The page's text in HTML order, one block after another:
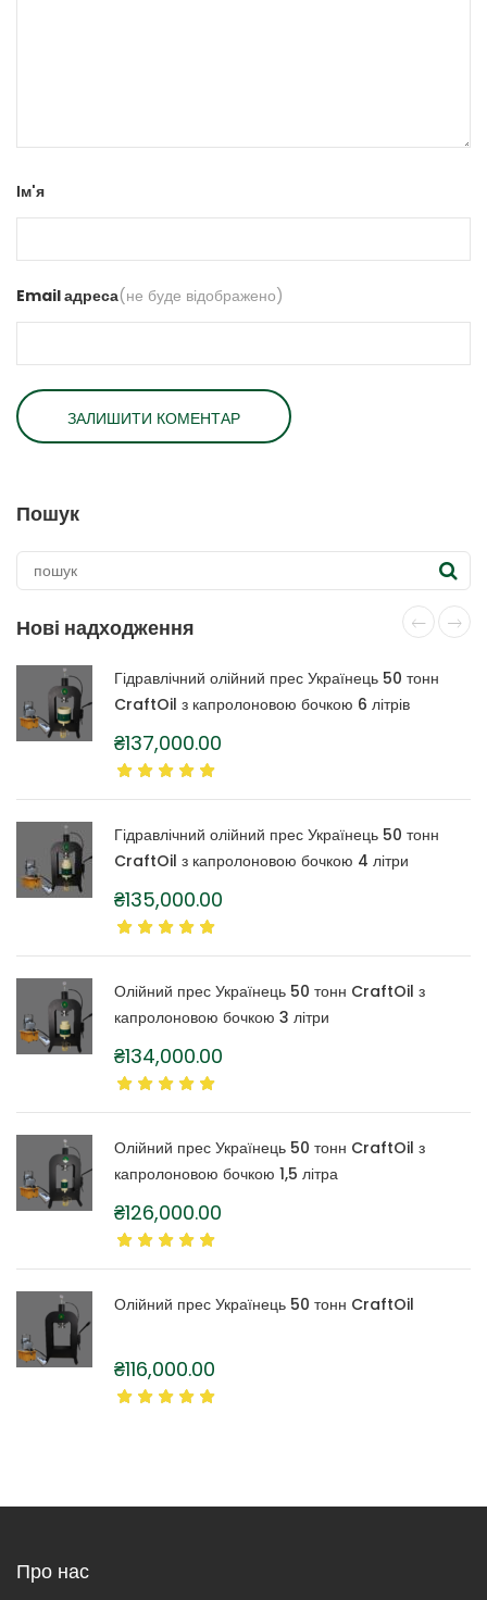
Ім'я
Email адреса(не буде відображено)
Пошук
Нові надходження
Гідравлічний олійний прес Українець 50 тонн
CraftOil з капролоновою бочкою 6 літрів
₴137,000.00
Гідравлічний олійний прес Українець 50 тонн
CraftOil з капролоновою бочкою 4 літри
₴135,000.00
Олійний прес Українець 50 тонн CraftOil з
капролоновою бочкою 3 літри
₴134,000.00
Олійний прес Українець 50 тонн CraftOil з
капролоновою бочкою 1,5 літра
₴126,000.00
Олійний прес Українець 50 тонн CraftOil
₴116,000.00
Про нас